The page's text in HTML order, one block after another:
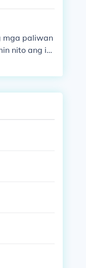
Soviet Uni
ng mga hidw
mga paliwan
nito ang ib
ng mg